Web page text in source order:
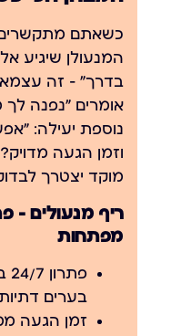
כשאתם
המנעולן שיגיע
בדרך" — זה
אומרים "נפנה לך
נוספת יעילה:
וזמן הגעה
מוקד יצטרך
ריף מנעולים —
מפתחות
פתרון 24/7
בערים
זמן הגעה ממוצע